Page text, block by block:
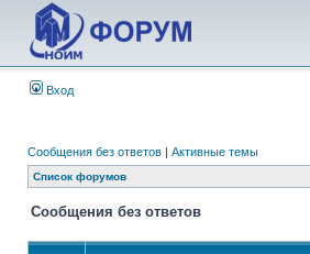
Вход
Сообщения без ответов | Активные темы
Список форумов
Сообщения без ответов